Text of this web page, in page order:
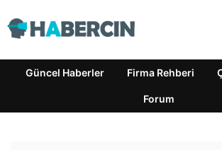
Güncel Haberler Firma Rehberi
Forum